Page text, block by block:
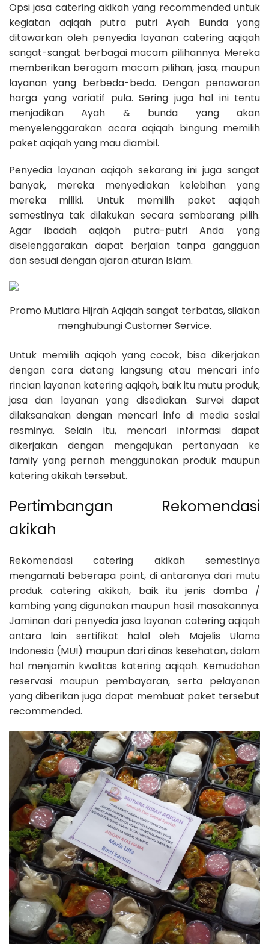
Opsi jasa catering akikah yang recommended untuk
kegiatan aqiqah putra putri Ayah Bunda yang
ditawarkan oleh penyedia layanan catering aqiqah
sangat-sangat berbagai macam pilihannya. Mereka
memberikan beragam macam pilihan, jasa, maupun
layanan yang berbeda-beda. Dengan penawaran
harga yang variatif pula. Sering juga hal ini tentu
menjadikan Ayah & bunda yang akan
menyelenggarakan acara aqiqah bingung memilih
paket aqiqah yang mau diambil.
Penyedia layanan aqiqoh sekarang ini juga sangat
banyak, mereka menyediakan kelebihan yang
mereka miliki. Untuk memilih paket aqiqah
semestinya tak dilakukan secara sembarang pilih.
Agar ibadah aqiqoh putra-putri Anda yang
diselenggarakan dapat berjalan tanpa gangguan
dan sesuai dengan ajaran aturan Islam.
Promo Mutiara Hijrah Aqiqah sangat terbatas, silakan
menghubungi Customer Service.
Untuk memilih aqiqoh yang cocok, bisa dikerjakan
dengan cara datang langsung atau mencari info
rincian layanan katering aqiqoh, baik itu mutu produk,
jasa dan layanan yang disediakan. Survei dapat
dilaksanakan dengan mencari info di media sosial
resminya. Selain itu, mencari informasi dapat
dikerjakan dengan mengajukan pertanyaan ke
family yang pernah menggunakan produk maupun
katering akikah tersebut.
Pertimbangan Rekomendasi
akikah
Rekomendasi catering akikah semestinya
mengamati beberapa point, di antaranya dari mutu
produk catering akikah, baik itu jenis domba /
kambing yang digunakan maupun hasil masakannya.
Jaminan dari penyedia jasa layanan catering aqiqah
antara lain sertifikat halal oleh Majelis Ulama
Indonesia (MUI) maupun dari dinas kesehatan, dalam
hal menjamin kwalitas katering aqiqah. Kemudahan
reservasi maupun pembayaran, serta pelayanan
yang diberikan juga dapat membuat paket tersebut
recommended.